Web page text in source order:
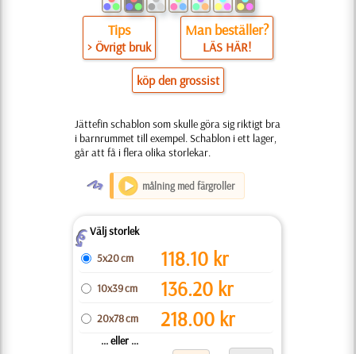
Tips
> Övrigt bruk
Man beställer?
LÄS HÄR!
köp den grossist
Jättefin schablon som skulle göra sig riktigt bra
i barnrummet till exempel. Schablon i ett lager,
går att få i flera olika storlekar.
O målning med färgroller
ZVälj storlek
5x20 cm
118.10 kr
10x39 cm 136.20 kr
20x78 cm 218.00 kr
... eller ...